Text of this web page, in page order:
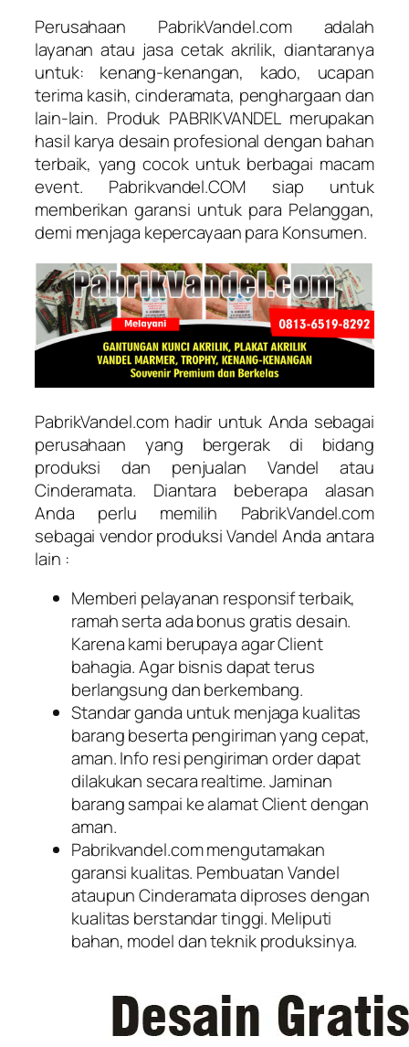
Perusahaan PabrikVandel.com adalah
layanan atau jasa cetak akrilik, diantaranya
untuk: kenang-kenangan, kado, ucapan
terima kasih, cinderamata, penghargaan dan
lain-lain. Produk PABRIKVANDEL merupakan
hasil karya desain profesional dengan bahan
terbaik, yang cocok untuk berbagai macam
event. Pabrikvandel.COM siap untuk
memberikan garansi untuk para Pelanggan,
demi menjaga kepercayaan para Konsumen.
PabrikVandel.com hadir untuk Anda sebagai
perusahaan yang bergerak di bidang
produksi dan penjualan Vandel atau
Cinderamata. Diantara beberapa alasan
Anda perlu memilih PabrikVandel.com
sebagai vendor produksi Vandel Anda antara
lain :
Memberi pelayanan responsif terbaik,
ramah serta ada bonus gratis desain.
Karena kami berupaya agar Client
bahagia. Agar bisnis dapat terus
berlangsung dan berkembang.
Standar ganda untuk menjaga kualitas
barang beserta pengiriman yang cepat,
aman. Info resi pengiriman order dapat
dilakukan secara realtime. Jaminan
barang sampai ke alamat Client dengan
aman.
Pabrikvandel.com mengutamakan
garansi kualitas. Pembuatan Vandel
ataupun Cinderamata diproses dengan
kualitas berstandar tinggi. Meliputi
bahan, model dan teknik produksinya.